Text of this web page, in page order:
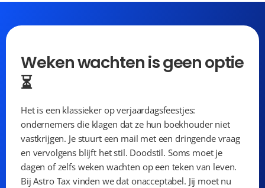
Weken wachten is geen optie
⏳
Het is een klassieker op verjaardagsfeestjes:
ondernemers die klagen dat ze hun boekhouder niet
vastkrijgen. Je stuurt een mail met een dringende vraag
en vervolgens blijft het stil. Doodstil. Soms moet je
dagen of zelfs weken wachten op een teken van leven.
Bij Astro Tax vinden we dat onacceptabel. Jij moet nu